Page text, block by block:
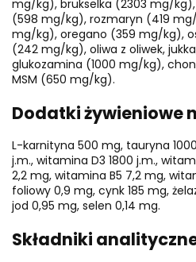
mg/kg), brukselka (2303 mg/
(598 mg/kg), rozmaryn (419
mg/kg), oregano (359 mg/kg),
(242 mg/kg), oliwa z oliwek,
glukozamina (1000 mg/kg),
MSM (650 mg/kg).
Dodatki żywieniowe
L-karnityna 500 mg, tauryna
j.m., witamina D3 1800 j.m.,
2,2 mg, witamina B5 7,2 mg,
foliowy 0,9 mg, cynk 185 mg,
jod 0,95 mg, selen 0,14 mg.
Składniki